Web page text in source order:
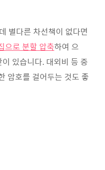
별다른 차선책이 없다면
으로 분할 압축하여 으
있습니다. 대외비 등 중
암호를 걸어두는 것도 좋